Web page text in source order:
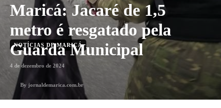
Maricá: Jacaré de 1,5
metro é resgatado pela
Guarda Municipal
NOTÍCIAS DE MARICÁ
4 de dezembro de 2024
By jornaldemarica.com.br